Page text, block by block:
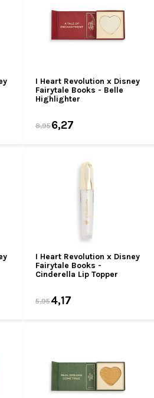
I Heart Revolution x Disney
Fairytale Books - Belle
Highlighter
8,956,27
I Heart Revolution x Disney
Fairytale Books -
Cinderella Lip Topper
5,954,17